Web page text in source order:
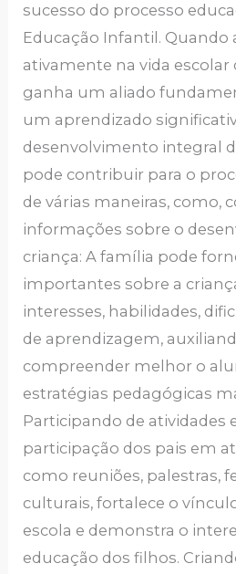
sucesso do processo
Educação Infantil. Quando
ativamente na vida escolar
ganha um aliado
um aprendizado
desenvolvimento integral
pode contribuir para o
de várias maneiras, como,
informações sobre o
criança: A família pode
importantes sobre a
interesses, habilidades,
de aprendizagem,
compreender melhor o
estratégias pedagógicas
Participando de atividades
participação dos pais em
como reuniões, palestras,
culturais, fortalece o
escola e demonstra o
educação dos filhos.